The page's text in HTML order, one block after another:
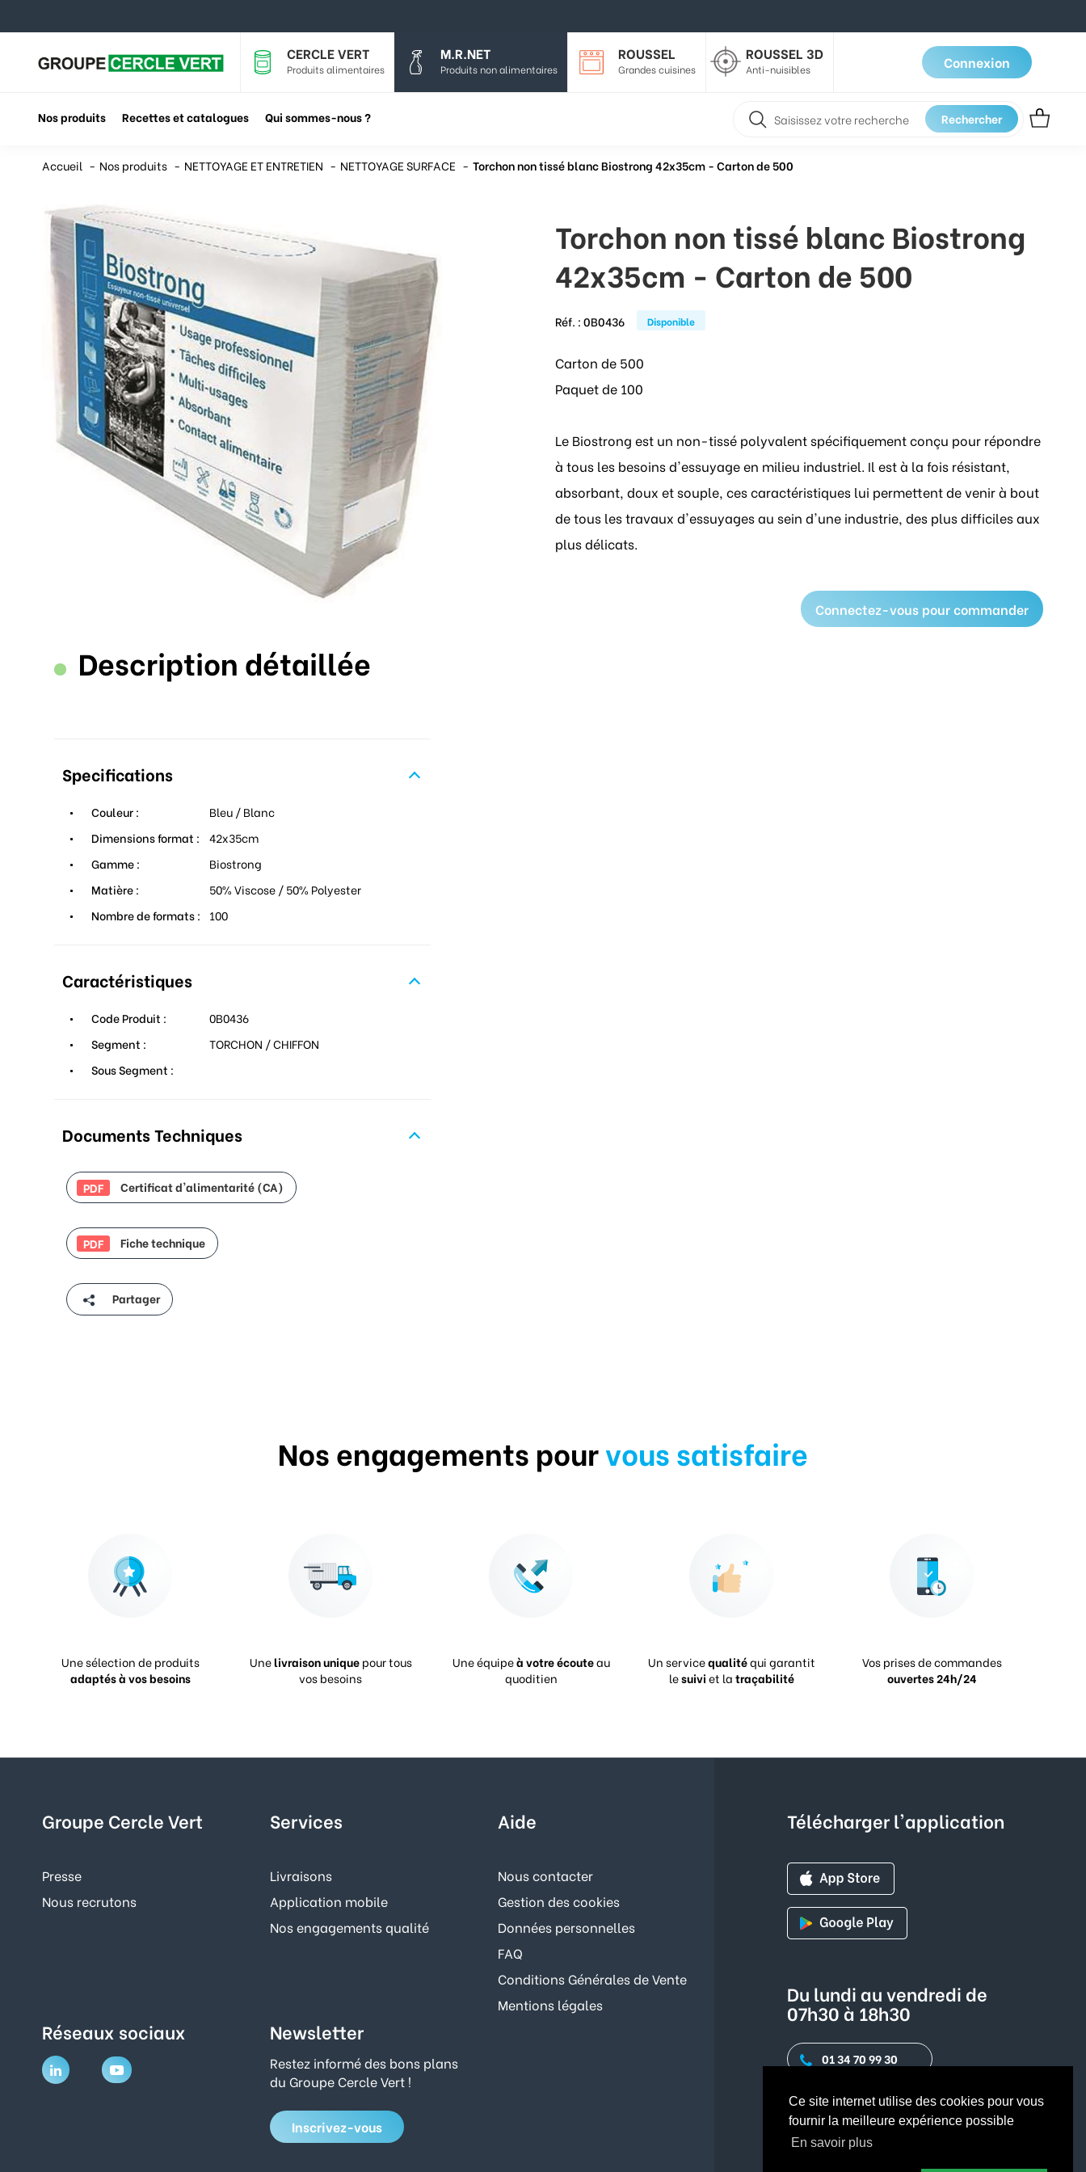
Ce site internet utilise des cookies pour vous
fournir la meilleure expérience possible
En savoir plus
CERCLE VERT
Produits alimentaires
M.R.NET
Produits non alimentaires
ROUSSEL
Grandes cuisines
ROUSSEL 3D
Anti-nuisibles Connexion
Nos produits Recettes et catalogues Qui sommes-nous ? Rechercher
Accueil Nos produits NETTOYAGE ET ENTRETIEN NETTOYAGE SURFACE Torchon non tissé blanc Biostrong 42x35cm - Carton de 500
Description détaillée
Specifications
Couleur :
Bleu / Blanc
Dimensions format :
42x35cm
Gamme :
Biostrong
Matière :
50% Viscose / 50% Polyester
Nombre de formats :
100
Caractéristiques
Code Produit :
0B0436
Segment :
TORCHON / CHIFFON
Sous Segment :
Documents Techniques
PDF Certificat d'alimentarité (CA)
PDF Fiche technique
Partager
Torchon non tissé blanc Biostrong
42x35cm - Carton de 500
Réf. :0B0436 Disponible
Carton de 500
Paquet de 100
Le Biostrong est un non-tissé polyvalent spécifiquement conçu pour répondre
à tous les besoins d'essuyage en milieu industriel. Il est à la fois résistant,
absorbant, doux et souple, ces caractéristiques lui permettent de venir à bout
de tous les travaux d'essuyages au sein d'une industrie, des plus difficiles aux
plus délicats.
Connectez-vous pour commander
Nos engagements pourvous satisfaire
Une sélection de produits
adaptés à vos besoins
Unelivraison uniquepour tous
vos besoins
Une équipeà votre écouteau
quoditien
Un servicequalitéqui garantit
lesuiviet latraçabilité
Vos prises de commandes
ouvertes 24h/24
Groupe Cercle Vert
Presse
Nous recrutons
Services
Livraisons
Application mobile
Nos engagements qualité
Aide
Nous contacter
Gestion des cookies
Données personnelles
FAQ
Conditions Générales de Vente
Mentions légales
Réseaux sociaux Newsletter
Restez informé des bons plans
du Groupe Cercle Vert !
Inscrivez-vous
Télécharger l'application
Du lundi au vendredi de
07h30 à 18h30
01 34 70 99 30
Contact par mail